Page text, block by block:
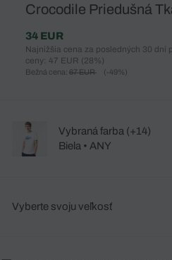
Crocodile Priedušná
34 EUR
Najnižšia cena za posledných 30 dní
ceny: 47 EUR (28%)
Bežná cena: 67 EUR (-49%)
Vybraná farba (+14)
Biela • ANY
Vyberte svoju veľkosť